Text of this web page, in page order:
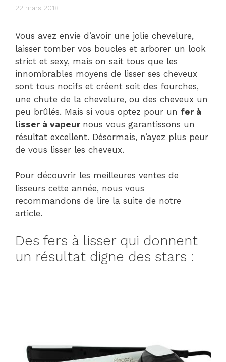
22 mars 2018
Vous avez envie d’avoir une jolie chevelure,
laisser tomber vos boucles et arborer un look
strict et sexy, mais on sait tous que les
innombrables moyens de lisser ses cheveux
sont tous nocifs et créent soit des fourches,
une chute de la chevelure, ou des cheveux un
peu brûlés. Mais si vous optez pour un fer à
lisser à vapeur nous vous garantissons un
résultat excellent. Désormais, n’ayez plus peur
de vous lisser les cheveux.
Pour découvrir les meilleures ventes de
lisseurs cette année, nous vous
recommandons de lire la suite de notre
article.
Des fers à lisser qui donnent
un résultat digne des stars :